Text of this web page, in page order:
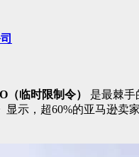
（临时限制令）
是最棘
示，超60%的亚马逊